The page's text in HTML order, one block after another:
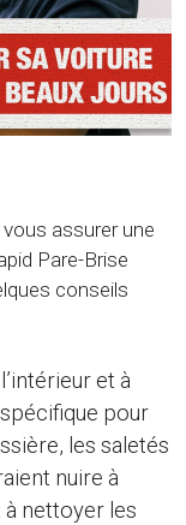
assurer une
Pare-Brise
conseils
et à
pour
les saletés
nuire à
nettoyer les